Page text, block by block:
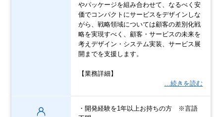
やパッケージを組み合わせて、なるべく安
価でコンパクトにサービスをデザインしな
がら、戦略領域については顧客の差別化戦
略を実現すべく、顧客・サービスの未来を
考えデザイン・システム実装、サービス展
開までを支援します。
【業務詳細】
…続きを読む
・開発経験を1年以上お持ちの方 ※言語